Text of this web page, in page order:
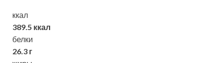
ккал
389.5 ккал
белки
26.3 г